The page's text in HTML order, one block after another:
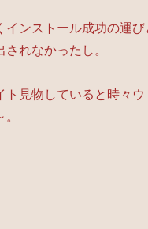
インストール成功の運
れなかったし。
ト見物していると時々